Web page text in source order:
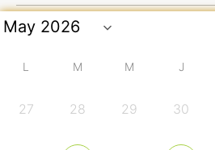
L M M J
27 28 29 30